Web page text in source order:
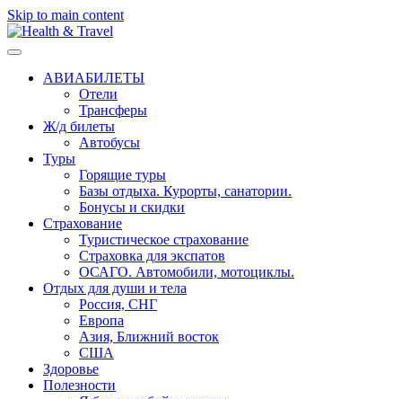
Skip to main content
АВИАБИЛЕТЫ
Отели
Трансферы
Ж/д билеты
Автобусы
Туры
Горящие туры
Базы отдыха. Курорты, санатории.
Бонусы и скидки
Страхование
Туристическое страхование
Страховка для экспатов
ОСАГО. Автомобили, мотоциклы.
Отдых для души и тела
Россия, СНГ
Европа
Азия, Ближний восток
США
Здоровье
Полезности